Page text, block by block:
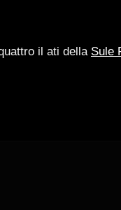
il ati della Sule